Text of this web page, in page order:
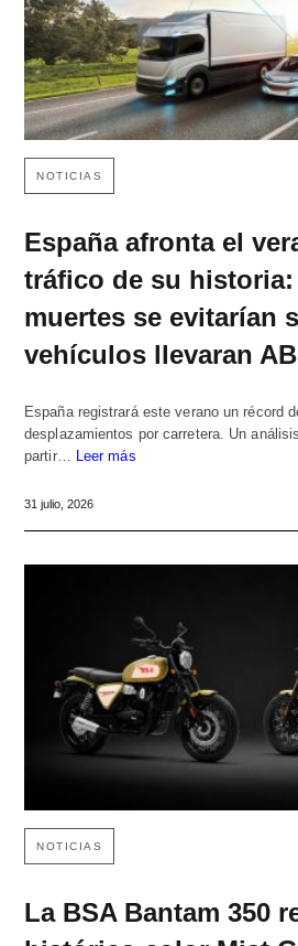
NOTICIAS
España afronta el
tráfico de su historia:
muertes se evitarían
vehículos llevaran
España registrará este verano un récord
desplazamientos por carretera. Un
partir…
Leer más
31 julio, 2026
NOTICIAS
La BSA Bantam 350